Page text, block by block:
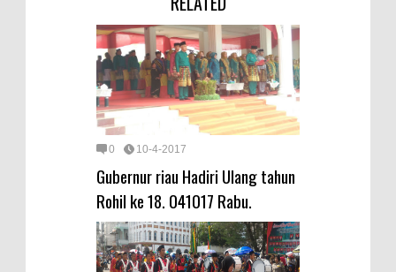
0 10-4-2017
Gubernur riau Hadiri Ulang tahun
Rohil ke 18. 041017 Rabu.